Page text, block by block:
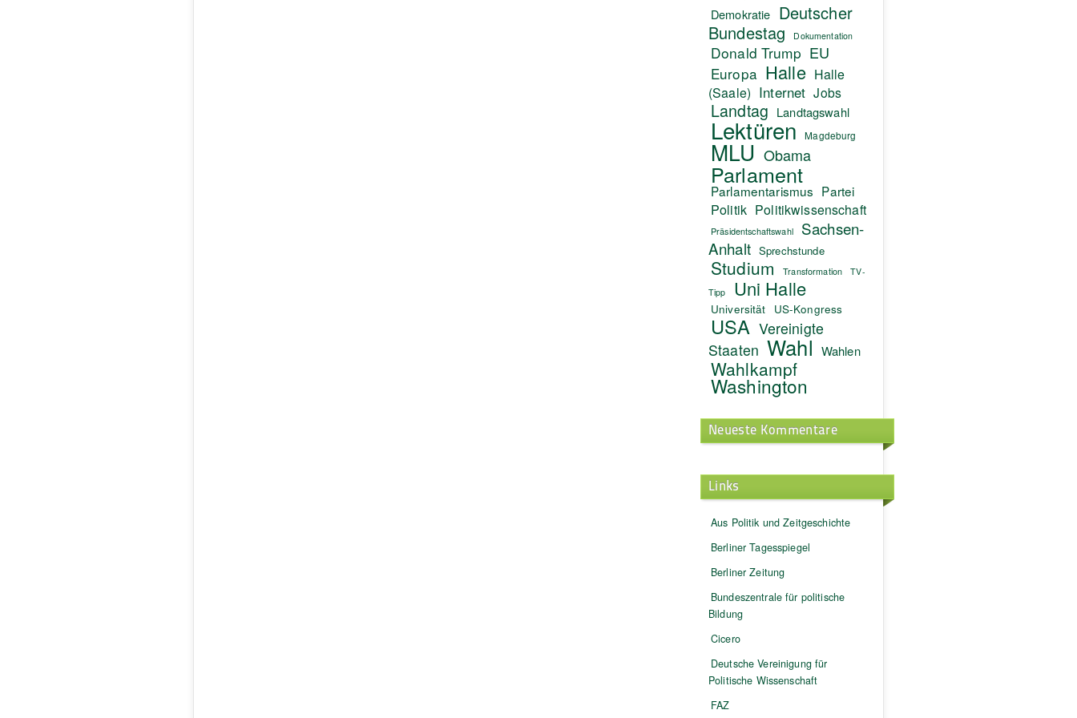
Demokratie Deutscher
Bundestag
Dokumentation
Donald Trump EU
Europa Halle Halle
(Saale) Internet Jobs
Landtag Landtagswahl
Lektüren Magdeburg
MLU Obama
Parlament
Parlamentarismus Partei
Politik Politikwissenschaft
Präsidentschaftswahl
Sachsen-
Anhalt Sprechstunde
Studium Transformation
TV-
Tipp
Uni Halle
Universität US-Kongress
USA Vereinigte
Staaten Wahl Wahlen
Wahlkampf
Washington
Neueste Kommentare
Links
Aus Politik und Zeitgeschichte
Berliner Tagesspiegel
Berliner Zeitung
Bundeszentrale für politische
Bildung
Cicero
Deutsche Vereinigung für
Politische Wissenschaft
FAZ